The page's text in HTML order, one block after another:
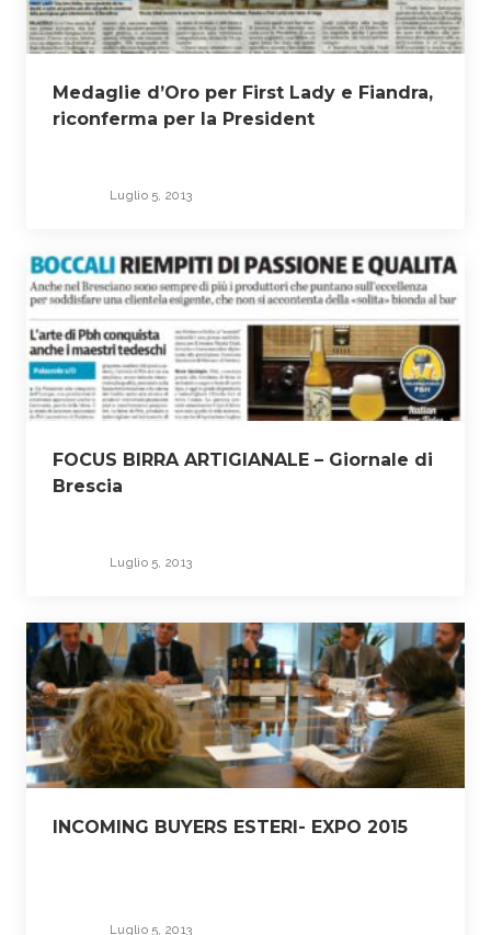
o
l
Medaglie d’Oro per First Lady e Fiandra,
riconferma per la President
Luglio 5, 2013
FOCUS BIRRA ARTIGIANALE – Giornale di
Brescia
Luglio 5, 2013
INCOMING BUYERS ESTERI- EXPO 2015
Luglio 5, 2013